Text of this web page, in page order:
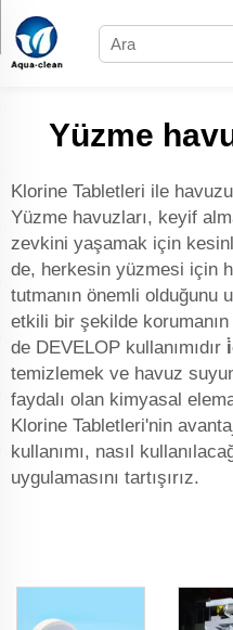
Yüzme
Klorine Tabletleri ile
Yüzme havuzları, keyif
zevkini yaşamak için
de, herkesin yüzmesi için
tutmanın önemli olduğunu
etkili bir şekilde
de DEVELOP kullanımıdır
temizlemek ve havuz
faydalı olan kimyasal
Klorine Tabletleri'nin
kullanımı, nasıl
uygulamasını tartışırız.